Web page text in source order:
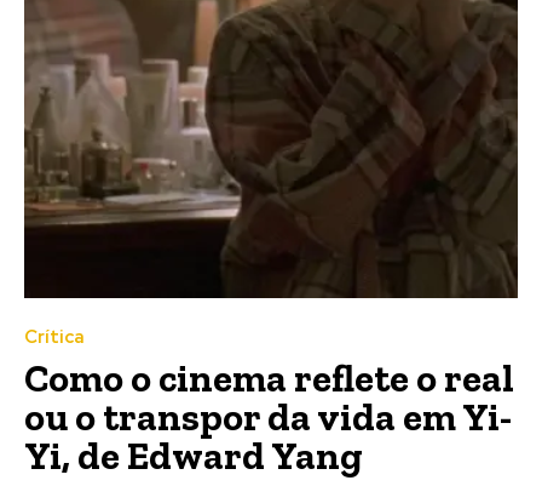
Crítica
Como o cinema reflete o real
ou o transpor da vida em Yi-
Yi, de Edward Yang